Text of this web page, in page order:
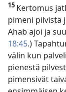
15 Kertomus
pimeni pilvistä
Ahab ajoi ja
18:45.)
välin kun
pienestä
pimensivät